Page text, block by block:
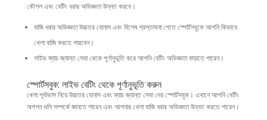
কৌশল এবং বেটিং ধরার অভিজ্ঞতা উন্নত করবে।
বাজি ধরার অভিজ্ঞতা উচ্চতর বোনাস এবং বিশেষ প্রস্তাবনা পেতে স্পোর্টসবুকে আপনি কিভাবে
খেলা বাজি করতে পারবেন।
লাইভ ম্যাচ জ্যান্ত সেবা থেকে পূর্ণানুভূতি করে আপনি বেটিং অভিজ্ঞতা বাড়াতে পারেন।
স্পোর্টসবুক: লাইভ বেটিং থেকে পূর্ণানুভূতি করুন
খেলা পূর্বাভাস নিয়ে উচ্চতর বোনাস এবং ম্যাচ জ্যান্ত সেবা দেয় স্পোর্টসবুক। এখানে আপনি বেটিং
অপশন গুলি সম্পর্কে জানতে পারেন এবং আপনার খেলা বাজি ধরার অভিজ্ঞতা উন্নত করতে পারেন।